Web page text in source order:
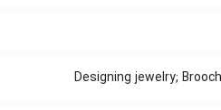
Designing jewelry;